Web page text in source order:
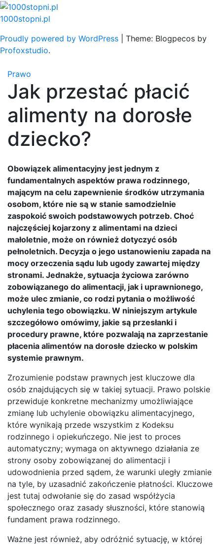
Skip
to
1000stopni.pl
Proudly powered by WordPress
Theme: Blogpecos by
Profoxstudio.
Prawo
Jak przestać płacić
alimenty na dorosłe
dziecko?
Obowiązek alimentacyjny jest jednym z
fundamentalnych aspektów prawa rodzinnego,
mającym na celu zapewnienie środków utrzymania
osobom, które nie są w stanie samodzielnie
zaspokoić swoich podstawowych potrzeb. Choć
najczęściej kojarzony z alimentami na dzieci
małoletnie, może on również dotyczyć osób
pełnoletnich. Decyzja o jego ustanowieniu zapada na
mocy orzeczenia sądu lub ugody zawartej między
stronami. Jednakże, sytuacja życiowa zarówno
zobowiązanego do alimentacji, jak i uprawnionego,
może ulec zmianie, co rodzi pytania o możliwość
uchylenia tego obowiązku. W niniejszym artykule
szczegółowo omówimy, jakie są przesłanki i
procedury prawne, które pozwalają na zaprzestanie
płacenia alimentów na dorosłe dziecko w polskim
systemie prawnym.
Zrozumienie podstaw prawnych jest kluczowe dla
osób znajdujących się w takiej sytuacji. Prawo polskie
przewiduje konkretne mechanizmy umożliwiające
zmianę lub uchylenie obowiązku alimentacyjnego,
które wynikają przede wszystkim z Kodeksu
rodzinnego i opiekuńczego. Nie jest to proces
automatyczny; wymaga on aktywnego działania ze
strony osoby zobowiązanej do alimentacji i
udowodnienia przed sądem, że warunki uległy zmianie
na tyle, by uzasadnić zakończenie płatności. Kluczowe
jest tutaj odwołanie się do zasad współżycia
społecznego oraz zasady słuszności, które stanowią
fundament prawa rodzinnego.
Ważne jest również, aby odróżnić sytuację, w której